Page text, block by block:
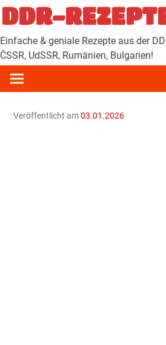
Zum
Inhalt
springen
DDR-
Einfache & geniale Rezepte aus der
ČSSR, UdSSR, Rumänien, Bulgarien!
Veröffentlicht am03.01.2026